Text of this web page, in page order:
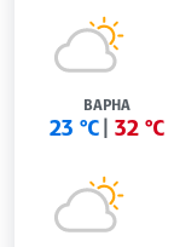
ВАРНА
23 °C 32 °C